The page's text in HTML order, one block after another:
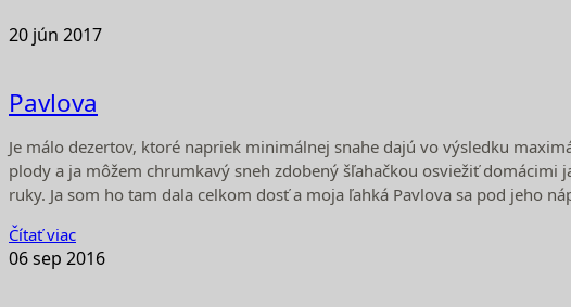
20 jún 2017
Pavlova
Je málo dezertov, ktoré napriek minimálnej snahe dajú vo výsledku
plody a ja môžem chrumkavý sneh zdobený šľahačkou osviežiť
ruky. Ja som ho tam dala celkom dosť a moja ľahká Pavlova sa pod jeho
Čítať viac
06sep 2016